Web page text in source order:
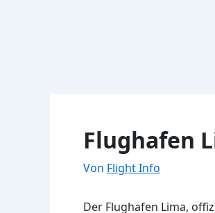
Flughafen
Von Flight Info
Der Flughafen Lima,